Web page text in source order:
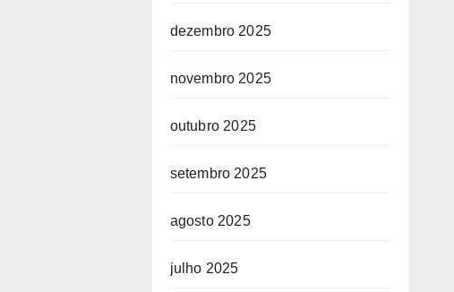
dezembro 2025
novembro 2025
outubro 2025
setembro 2025
agosto 2025
julho 2025